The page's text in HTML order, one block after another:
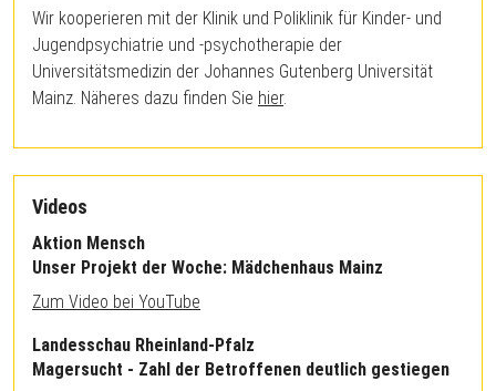
Wir kooperieren mit der Klinik und Poliklinik für Kinder- und
Jugendpsychiatrie und -psychotherapie der
Universitätsmedizin der Johannes Gutenberg Universität
Mainz. Näheres dazu finden Sie hier.
Videos
Aktion Mensch
Unser Projekt der Woche: Mädchenhaus Mainz
Zum Video bei YouTube
Landesschau Rheinland-Pfalz
Magersucht - Zahl der Betroffenen deutlich gestiegen